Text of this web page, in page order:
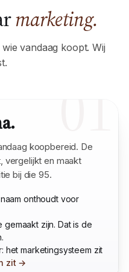
marketing.
vandaag koopt. Wij
01
koopbereid. De
en maakt
bij die 95.
onthoudt voor
zijn. Dat is de
het marketingsysteem zit